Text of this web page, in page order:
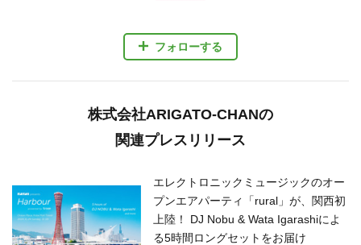
フォローする
株式会社ARIGATO-CHANの
関連プレスリリース
エレクトロニックミュージックのオー
プンエアパーティ「rural」が、関西初
上陸！ DJ Nobu & Wata Igarashiによ
る5時間ロングセットをお届け